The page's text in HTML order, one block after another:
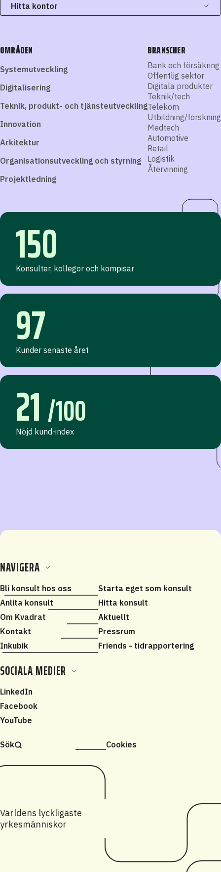
Hitta kontor
OMRÅDEN
Systemutveckling
Digitalisering
Teknik, produkt- och tjänsteutveckling
Innovation
Arkitektur
Organisationsutveckling och styrning
Projektledning
BRANSCHER
Bank och försäkring
Offentlig sektor
Digitala produkter
Teknik/tech
Telekom
Utbildning/forskning
Medtech
Automotive
Retail
Logistik
Återvinning
150
Konsulter, kollegor och kompisar
97
Kunder senaste året
21/100
Nöjd kund-index
NAVIGERA
Bli konsult hos oss
Starta eget som konsult
Anlita konsult
Hitta konsult
Om Kvadrat
Aktuellt
Kontakt
Pressrum
Inkubik
Friends - tidrapportering
SOCIALA MEDIER
LinkedIn
Facebook
YouTube
Sök Cookies
Världens lyckligaste
yrkesmänniskor